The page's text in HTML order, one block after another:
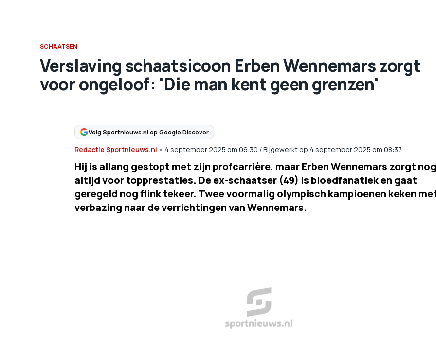
SCHAATSEN
Verslaving schaatsicoon Erben Wennemars zorgt
voor ongeloof: 'Die man kent geen grenzen'
Volg Sportnieuws.nl op Google Discover
Redactie Sportnieuws.nl • 4 september 2025 om 06:30 /Bijgewerkt op 4 september 2025 om 08:37
Hij is allang gestopt met zijn profcarrière, maar Erben Wennemars zorgt nog
altijd voor topprestaties. De ex-schaatser (49) is bloedfanatiek en gaat
geregeld nog flink tekeer. Twee voormalig olympisch kampioenen keken
verbazing naar de verrichtingen van Wennemars.